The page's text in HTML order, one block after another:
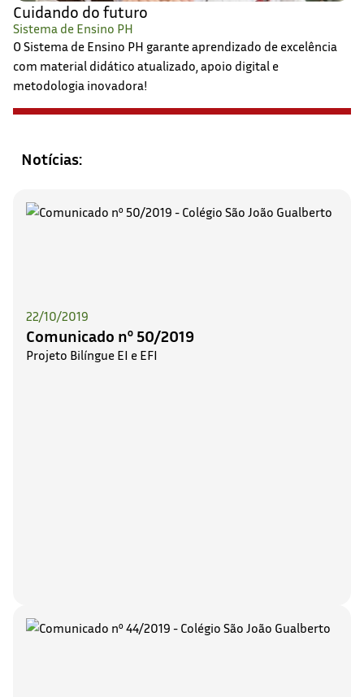
Cuidando do futuro
Sistema de Ensino PH
O Sistema de Ensino PH garante aprendizado de excelência
com material didático atualizado, apoio digital e
metodologia inovadora!
Notícias:
22/10/2019
Comunicado nº 50/2019
Projeto Bilíngue EI e EFI